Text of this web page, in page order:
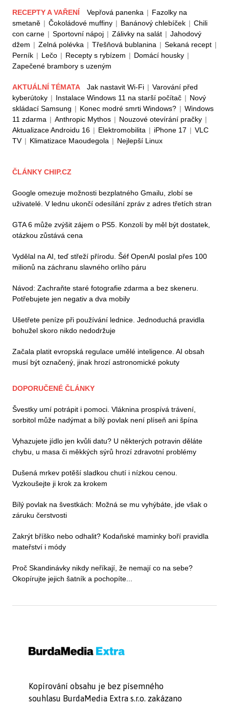
RECEPTY A VAŘENÍ Vepřová panenka | Fazolky na
smetaně | Čokoládové muffiny | Banánový chlebíček | Chili
con carne | Sportovní nápoj | Zálivky na salát | Jahodový
džem | Zelná polévka | Třešňová bublanina | Sekaná recept |
Perník | Lečo | Recepty s rybízem | Domácí housky |
Zapečené brambory s uzeným
AKTUÁLNÍ TÉMATA Jak nastavit Wi-Fi | Varování před
kyberútoky | Instalace Windows 11 na starší počítač | Nový
skládací Samsung | Konec modré smrti Windows? | Windows
11 zdarma | Anthropic Mythos | Nouzové otevírání pračky |
Aktualizace Androidu 16 | Elektromobilita | iPhone 17 | VLC
TV | Klimatizace Maoudegola | Nejlepší Linux
ČLÁNKY CHIP.CZ
Google omezuje možnosti bezplatného Gmailu, zlobí se
uživatelé. V lednu ukončí odesílání zpráv z adres třetích stran
GTA 6 může zvýšit zájem o PS5. Konzolí by měl být dostatek,
otázkou zůstává cena
Vydělal na AI, teď střeží přírodu. Šéf OpenAI poslal přes 100
milionů na záchranu slavného orlího páru
Návod: Zachraňte staré fotografie zdarma a bez skeneru.
Potřebujete jen negativ a dva mobily
Ušetřete peníze při používání lednice. Jednoduchá pravidla
bohužel skoro nikdo nedodržuje
Začala platit evropská regulace umělé inteligence. AI obsah
musí být označený, jinak hrozí astronomické pokuty
DOPORUČENÉ ČLÁNKY
Švestky umí potrápit i pomoci. Vláknina prospívá trávení,
sorbitol může nadýmat a bílý povlak není plíseň ani špína
Vyhazujete jídlo jen kvůli datu? U některých potravin děláte
chybu, u masa či měkkých sýrů hrozí zdravotní problémy
Dušená mrkev potěší sladkou chutí i nízkou cenou.
Vyzkoušejte ji krok za krokem
Bílý povlak na švestkách: Možná se mu vyhýbáte, jde však o
záruku čerstvosti
Zakrýt bříško nebo odhalit? Kodaňské maminky boří pravidla
mateřství i módy
Proč Skandinávky nikdy neříkají, že nemají co na sebe?
Okopírujte jejich šatník a pochopíte...
Kopírování obsahu je bez písemného
souhlasu BurdaMedia Extra s.r.o. zakázano